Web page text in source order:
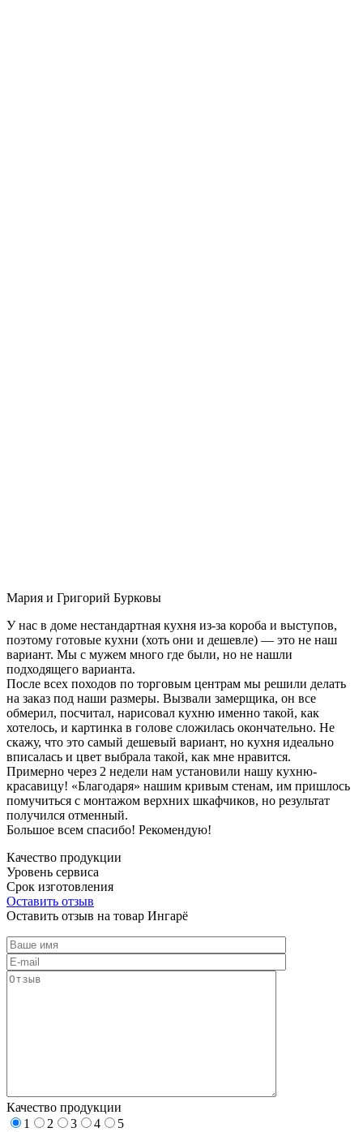
Мария и Григорий Бурковы
У нас в доме нестандартная кухня из-за короба и выступов,
поэтому готовые кухни (хоть они и дешевле) — это не наш
вариант. Мы с мужем много где были, но не нашли
подходящего варианта.
После всех походов по торговым центрам мы решили делать
на заказ под наши размеры. Вызвали замерщика, он все
обмерил, посчитал, нарисовал кухню именно такой, как
хотелось, и картинка в голове сложилась окончательно. Не
скажу, что это самый дешевый вариант, но кухня идеально
вписалась и цвет выбрала такой, как мне нравится.
Примерно через 2 недели нам установили нашу кухню-
красавицу! «Благодаря» нашим кривым стенам, им пришлось
помучиться с монтажом верхних шкафчиков, но результат
получился отменный.
Большое всем спасибо! Рекомендую!
Качество продукции
Уровень сервиса
Срок изготовления
Оставить отзыв
Оставить отзыв на товар Ингарё
Качество продукции
1
2 3 4
5